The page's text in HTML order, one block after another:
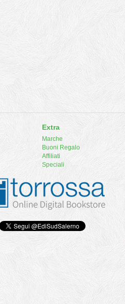
Extra
Marche
Buoni Regalo
Affiliati
Speciali